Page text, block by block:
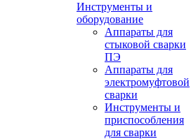
Инструменты и
оборудование
Аппараты для
стыковой сварки
ПЭ
Аппараты для
электромуфтовой
сварки
Инструменты и
приспособления
для сварки